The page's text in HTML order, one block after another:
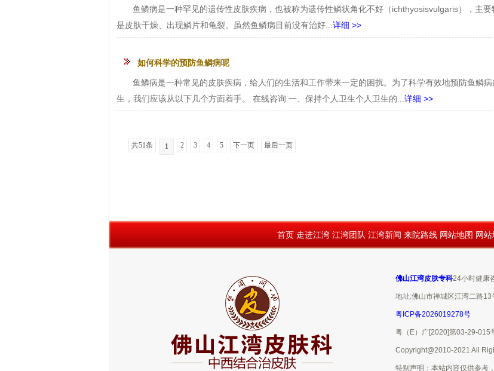
鱼鳞病是一种罕见的遗传性皮肤疾病，也被称为遗传性鳞状角化不好（ichthyosisvulgaris），主要
是皮肤干燥、出现鳞片和龟裂。虽然鱼鳞病目前没有治好... 详细 >>
如何科学的预防鱼鳞病呢
鱼鳞病是一种常见的皮肤疾病，给人们的生活和工作带来一定的困扰。为了科学有效地预防鱼鳞病
生，我们应该从以下几个方面着手。 在线咨询 一、保持个人卫生个人卫生的... 详细 >>
共51条 1 2 3 4 5 下一页 最后一页
首页 走进江湾 江湾团队 江湾新闻 来院路线 网站地图 网
佛山江湾皮肤专科24小时健康
地址:佛山市禅城区江湾二路13
粤ICP备2026019278号
粤（E）广[2020]第03-29-015
Copyright@2010-2021 All
特别声明：本站内容仅供参考